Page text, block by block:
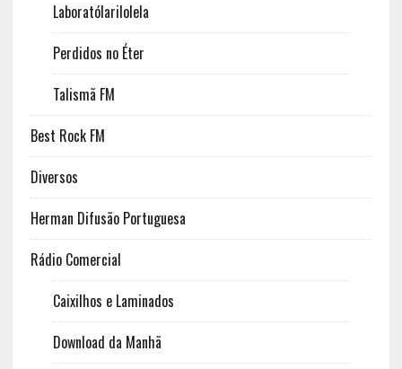
Laboratólarilolela
Perdidos no Éter
Talismã FM
Best Rock FM
Diversos
Herman Difusão Portuguesa
Rádio Comercial
Caixilhos e Laminados
Download da Manhã